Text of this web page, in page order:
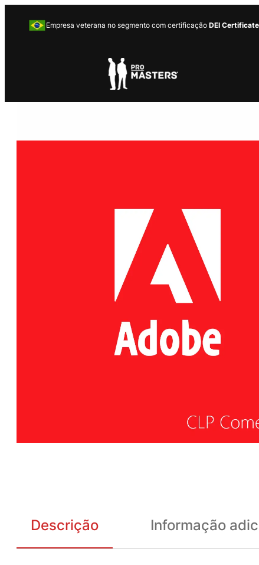
Empresa veterana no segmento com certificação DEI
Descrição Informação